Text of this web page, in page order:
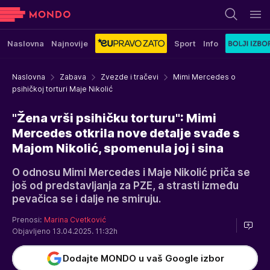
Naslovna Najnovije Sport Info
Naslovna Zabava Zvezde i tračevi
Mimi Mercedes o
psihičkoj torturi Maje Nikolić
"Žena vrši psihičku torturu": Mimi
Mercedes otkrila nove detalje svađe s
Majom Nikolić, spomenula joj i sina
O odnosu Mimi Mercedes i Maje Nikolić priča se
još od predstavljanja za PZE, a strasti između
pevačica se i dalje ne smiruju.
Prenosi: Marina Cvetković
Objavljeno 13.04.2025. 11:32h
Dodajte MONDO u vaš Google izbor